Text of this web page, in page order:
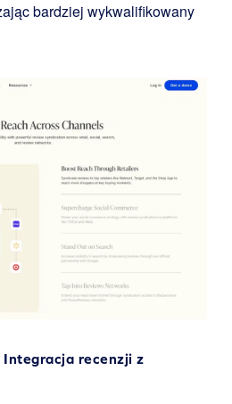
bardziej wykwalifikowany
recenzji z